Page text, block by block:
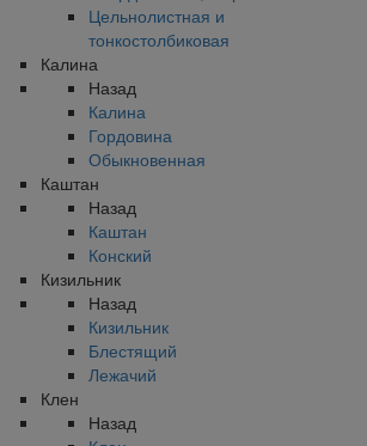
Цельнолистная и
тонкостолбиковая
Калина
Назад
Калина
Гордовина
Обыкновенная
Каштан
Назад
Каштан
Конский
Кизильник
Назад
Кизильник
Блестящий
Лежачий
Клен
Назад